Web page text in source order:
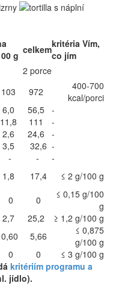
g celkemkritéria Vím,
co jím
2 porce
103 972
400-700
kcal/porci
6,0 56,5 -
11,8 111
-
2,6 24,6
-
3,5 32,6 -
- -
-
1,8 17,4
≤ 2 g/100 g
0 0
≤ 0,15 g/100
g
2,7 25,2
≥ 1,2 g/100 g
0,60 5,66
≤ 0,875
g/100 g
0 0
≤ 3 g/100 g
kritériím programu a
jídlo).